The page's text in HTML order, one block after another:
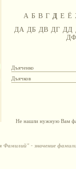
А Б В Г Д Е Ё
ДА ДБ ДВ ДГ ДД
ДФ
Дъяченко
Дъячков
Не нашли нужную Вам
- значение